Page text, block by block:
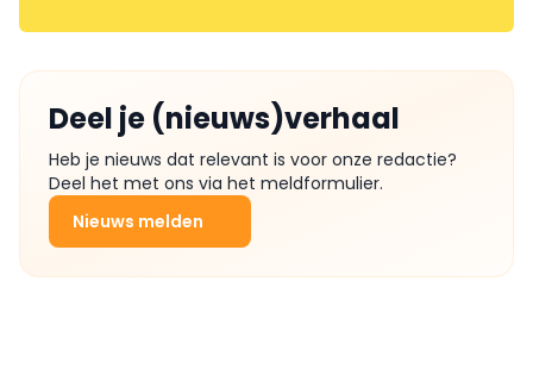
Deel je (nieuws)verhaal
Heb je nieuws dat relevant is voor onze redactie?
Deel het met ons via het meldformulier.
Nieuws melden